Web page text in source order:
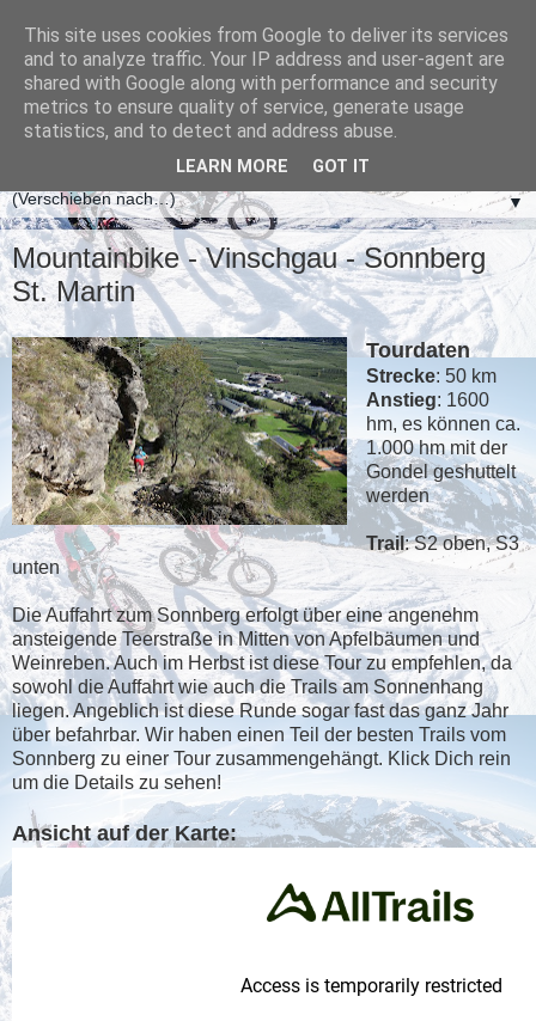
▼
Mountainbike - Vinschgau - Sonnberg
St. Martin
Tourdaten
Strecke: 50 km
Anstieg: 1600
hm, es können ca.
1.000 hm mit der
Gondel geshuttelt
werden
Trail: S2 oben, S3
unten
Die Auffahrt zum Sonnberg erfolgt über eine angenehm
ansteigende Teerstraße in Mitten von Apfelbäumen und
Weinreben. Auch im Herbst ist diese Tour zu empfehlen, da
sowohl die Auffahrt wie auch die Trails am Sonnenhang
liegen. Angeblich ist diese Runde sogar fast das ganz Jahr
über befahrbar. Wir haben einen Teil der besten Trails vom
Sonnberg zu einer Tour zusammengehängt. Klick Dich rein
um die Details zu sehen!
Ansicht auf der Karte:
This site uses cookies from Google to deliver its services
and to analyze traffic. Your IP address and user-agent are
shared with Google along with performance and security
metrics to ensure quality of service, generate usage
statistics, and to detect and address abuse.
LEARN MORE GOT IT